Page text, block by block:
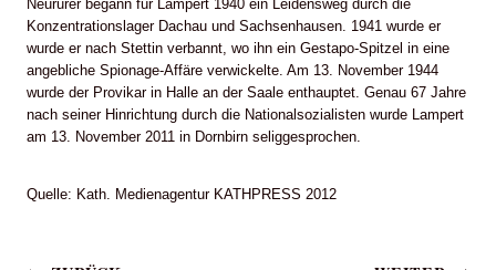
Neururer begann für Lampert 1940 ein Leidensweg durch die
Konzentrationslager Dachau und Sachsenhausen. 1941 wurde er
wurde er nach Stettin verbannt, wo ihn ein Gestapo-Spitzel in eine
angebliche Spionage-Affäre verwickelte. Am 13. November 1944
wurde der Provikar in Halle an der Saale enthauptet. Genau 67 Jahre
nach seiner Hinrichtung durch die Nationalsozialisten wurde Lampert
am 13. November 2011 in Dornbirn seliggesprochen.
Quelle: Kath. Medienagentur KATHPRESS 2012